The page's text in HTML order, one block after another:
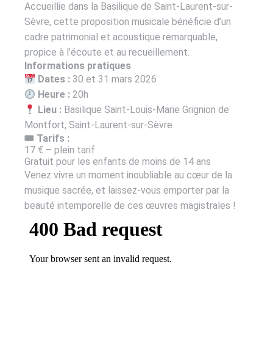
Accueillie dans la Basilique de Saint-Laurent-sur-
Sèvre, cette proposition musicale bénéficie d’un
cadre patrimonial et acoustique remarquable,
propice à l’écoute et au recueillement.
Informations pratiques
Dates : 30 et 31 mars 2026
Heure : 20h
Lieu : Basilique Saint-Louis-Marie Grignion de
Montfort, Saint-Laurent-sur-Sèvre
🎟 Tarifs :
17 € – plein tarif
Gratuit pour les enfants de moins de 14 ans
Venez vivre un moment inoubliable au cœur de la
musique sacrée, et laissez-vous emporter par la
beauté intemporelle de ces œuvres magistrales !